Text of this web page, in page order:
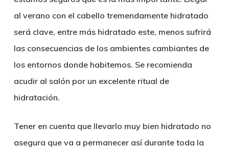
al verano con el cabello tremendamente hidratado
será clave, entre más hidratado este, menos sufrirá
las consecuencias de los ambientes cambiantes de
los entornos donde habitemos. Se recomienda
acudir al salón por un excelente ritual de
hidratación.
Tener en cuenta que llevarlo muy bien hidratado no
asegura que va a permanecer así durante toda la